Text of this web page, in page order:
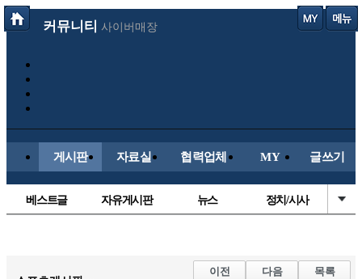
커뮤니티 사이버매장
게시판 자료실 협력업체 MY 글쓰기
베스트글 자유게시판 뉴스 정치/시사
해외축구
국내축구
이전 다음 목록